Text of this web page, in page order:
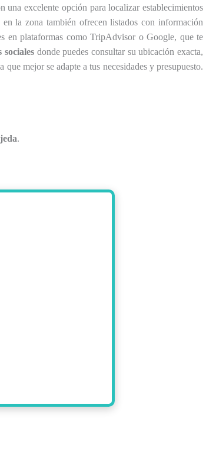
una excelente opción para localizar establecimientos
la zona también ofrecen listados con información
en plataformas como TripAdvisor o Google, que te
socialesdonde puedes consultar su ubicación exacta,
mejor se adapte a tus necesidades y presupuesto.
.